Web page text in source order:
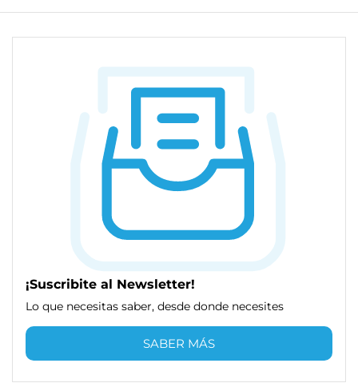
¡Suscribite al Newsletter!
Lo que necesitas saber, desde donde necesites
SABER MÁS